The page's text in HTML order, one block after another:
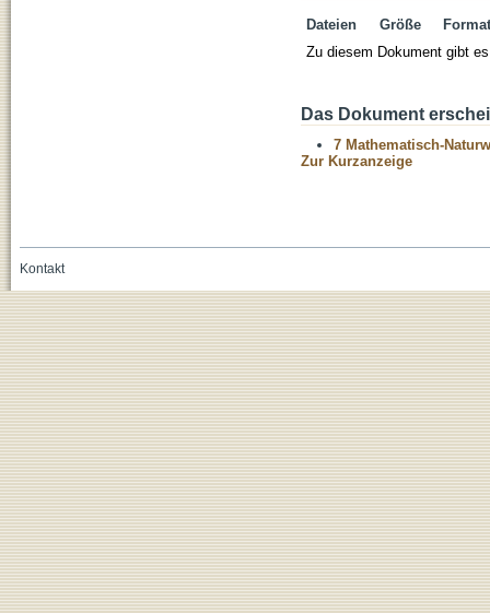
Dateien Größe
Format
Zu diesem Dokument gibt
Das Dokument
7 Mathematisch-
Zur Kurzanzeige
Kontakt